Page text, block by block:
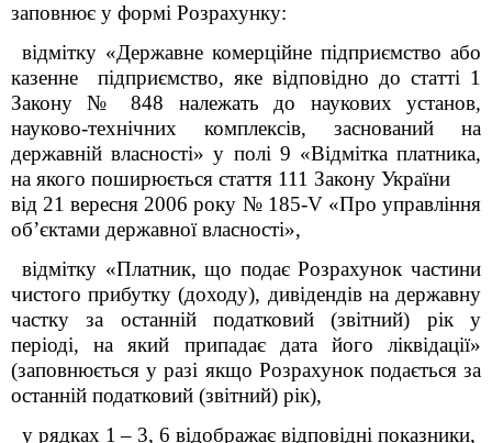
заповнює у формі Розрахунку:
відмітку «Державне комерційне підприємство або
казенне підприємство, яке відповідно до статті 1
Закону № 848 належать до наукових установ,
науково-технічних комплексів, заснований на
державній власності» у полі 9 «Відмітка платника,
на якого поширюється стаття 111 Закону України
від 21 вересня 2006 року № 185-V «Про управління
об’єктами державної власності»,
відмітку «Платник, що подає Розрахунок частини
чистого прибутку (доходу), дивідендів на державну
частку за останній податковий (звітний) рік у
періоді, на який припадає дата його ліквідації»
(заповнюється у разі якщо Розрахунок подаєтьсяза
останній податковий (звітний) рік),
у рядках 1 – 3, 6 відображає відповідні показники,